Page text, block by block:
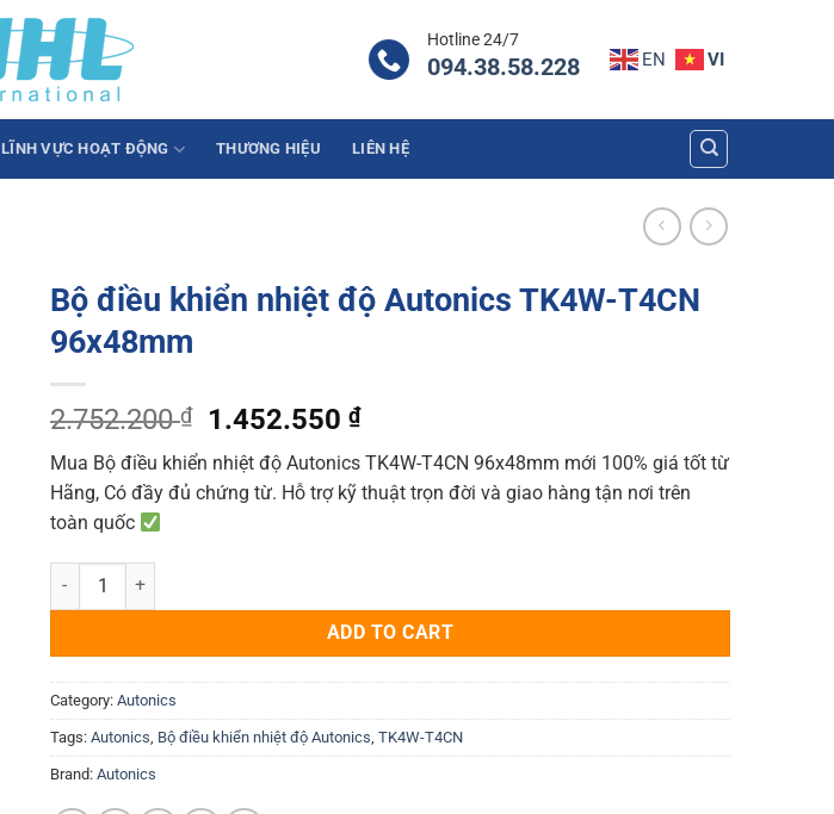
Hotline 24/7
094.38.58.228 EN VI
LĨNH VỰC HOẠT ĐỘNG THƯƠNG HIỆU LIÊN HỆ
Bộ điều khiển nhiệt độ Autonics TK4W-T4CN
96x48mm
2.752.200₫
Original
price
was:
2.752.200 ₫.
1.452.550₫Current
price
is:
1.452.550 ₫.
Mua Bộ điều khiển nhiệt độ Autonics TK4W-T4CN 96x48mm mới 100% giá tốt từ
Hãng, Có đầy đủ chứng từ. Hỗ trợ kỹ thuật trọn đời và giao hàng tận nơi trên
toàn quốc
Bộ điều khiển nhiệt độ Autonics TK4W-T4CN 96x48mm quantity
ADD TO CART
Category: Autonics
Tags: Autonics Bộ điều khiển nhiệt độ Autonics TK4W-T4CN
Brand: Autonics